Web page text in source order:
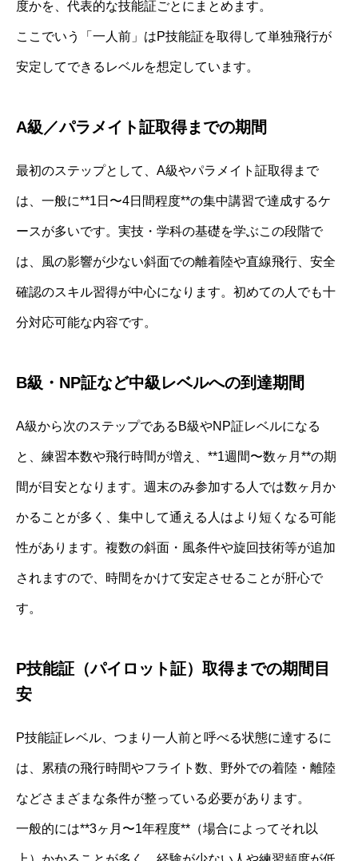
度かを、代表的な技能証ごとにまとめます。
ここでいう「一人前」はP技能証を取得して単独飛行が
安定してできるレベルを想定しています。
A級／パラメイト証取得までの期間
最初のステップとして、A級やパラメイト証取得まで
は、一般に**1日〜4日間程度**の集中講習で達成するケ
ースが多いです。実技・学科の基礎を学ぶこの段階で
は、風の影響が少ない斜面での離着陸や直線飛行、安全
確認のスキル習得が中心になります。初めての人でも十
分対応可能な内容です。
B級・NP証など中級レベルへの到達期間
A級から次のステップであるB級やNP証レベルになる
と、練習本数や飛行時間が増え、**1週間〜数ヶ月**の期
間が目安となります。週末のみ参加する人では数ヶ月か
かることが多く、集中して通える人はより短くなる可能
性があります。複数の斜面・風条件や旋回技術等が追加
されますので、時間をかけて安定させることが肝心で
す。
P技能証（パイロット証）取得までの期間目
安
P技能証レベル、つまり一人前と呼べる状態に達するに
は、累積の飛行時間やフライト数、野外での着陸・離陸
などさまざまな条件が整っている必要があります。
一般的には**3ヶ月〜1年程度**（場合によってそれ以